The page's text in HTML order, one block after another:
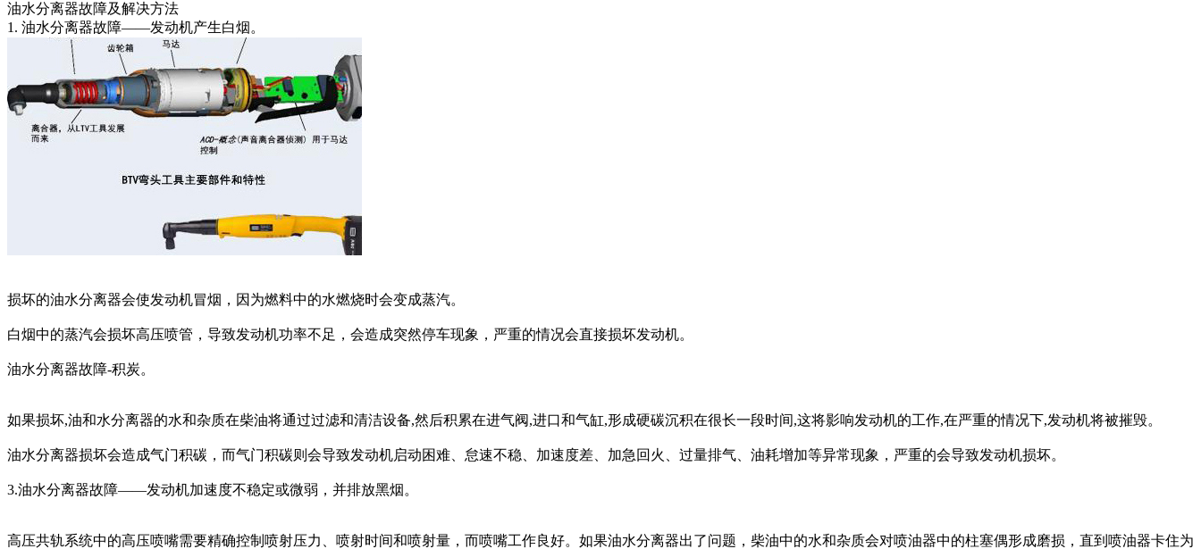
油水分离器故障及解决方法
1. 油水分离器故障——发动机产生白烟。
损坏的油水分离器会使发动机冒烟，因为燃料中的水燃烧时会变成蒸汽。
白烟中的蒸汽会损坏高压喷管，导致发动机功率不足，会造成突然停车现象，严重的情况会直接损坏发动机。
油水分离器故障-积炭。
如果损坏,油和水分离器的水和杂质在柴油将通过过滤和清洁设备,然后积累在进气阀,进口和气缸,形成硬碳沉积在很长一段时间,这将影响发动机的工作,在严重的情况下,发动机将被摧毁。
油水分离器损坏会造成气门积碳，而气门积碳则会导致发动机启动困难、怠速不稳、加速度差、加急回火、过量排气、油耗增加等异常现象，严重的会导致发动机损坏。
3.油水分离器故障——发动机加速度不稳定或微弱，并排放黑烟。
高压共轨系统中的高压喷嘴需要精确控制喷射压力、喷射时间和喷射量，而喷嘴工作良好。如果油水分离器出了问题，柴油中的水和杂质会对喷油器中的柱塞偶形成磨损，直到喷油器卡住为